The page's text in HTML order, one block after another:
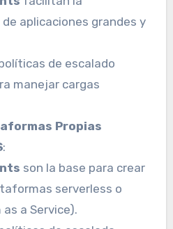
aplicaciones grandes y
de escalado
manejar cargas
Propias
:
son la base para crear
serverless o
a Service).